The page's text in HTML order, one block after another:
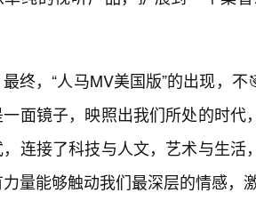
最终，“人马MV美国版”的出现，
面镜子，映照出我们所处的时
，连接了科技与人文，艺术与生
量能够触动我们最深层的情感，